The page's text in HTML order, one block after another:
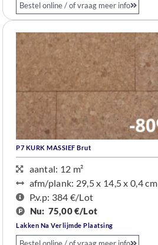
Bestel online / of vraag meer info
P7 KURK MASSIEF Brut
aantal: 12 m²
afm/plank: 29,5 x 14,5 x 0,4 cm
P.v.p: 384 €/Lot
Nu: 75,00 €/Lot
Lakken Na Verlijmde Plaatsing